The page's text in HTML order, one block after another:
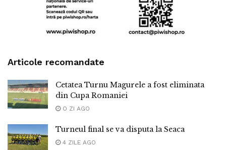
Articole recomandate
Cetatea Turnu Magurele a fost eliminata
din Cupa Romaniei
O ZI AGO
Turneul final se va disputa la Seaca
4 ZILE AGO